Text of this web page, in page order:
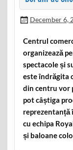
December 6,
Centrul
organizează
spectacole și
este îndrăgita
din centru vor
pot câștiga
reprezentanță
cu echipa
și baloane